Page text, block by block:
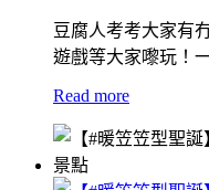
豆腐人考考大家有
遊戲等大家嚟玩！
Read more